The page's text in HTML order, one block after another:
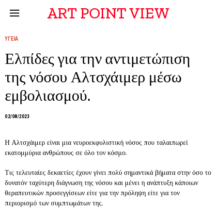
ART POINT VIEW
ΥΓΕΙΑ
Ελπίδες για την αντιμετώπιση
της νόσου Αλτσχάιμερ μέσω
εμβολιασμού.
02/08/2023
Η Αλτσχάιμερ είναι μια νευροεκφυλιστική νόσος που ταλαιπωρεί
εκατομμύρια ανθρώπους σε όλο τον κόσμο.
Τις τελευταίες δεκαετίες έχουν γίνει πολύ σημαντικά βήματα στην όσο το
δυνατόν ταχύτερη διάγνωση της νόσου και μένει η ανάπτυξη κάποιων
θεραπευτικών προσεγγίσεων είτε για την πρόληψη είτε για τον
περιορισμό των συμπτωμάτων της.